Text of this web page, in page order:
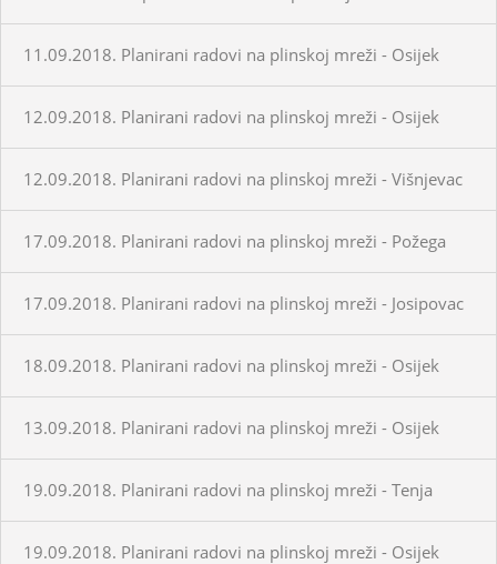
11.09.2018. Planirani radovi na plinskoj mreži - Osijek
12.09.2018. Planirani radovi na plinskoj mreži - Osijek
12.09.2018. Planirani radovi na plinskoj mreži - Višnjevac
17.09.2018. Planirani radovi na plinskoj mreži - Požega
17.09.2018. Planirani radovi na plinskoj mreži - Josipovac
18.09.2018. Planirani radovi na plinskoj mreži - Osijek
13.09.2018. Planirani radovi na plinskoj mreži - Osijek
19.09.2018. Planirani radovi na plinskoj mreži - Tenja
19.09.2018. Planirani radovi na plinskoj mreži - Osijek